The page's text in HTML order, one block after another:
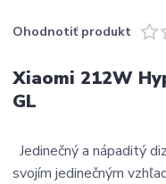
Ohodnotiť produkt
Xiaomi 212W
GL
Jedinečný a nápaditý
svojím jedinečným